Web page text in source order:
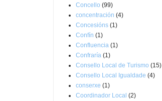
Concello (99)
concentración (4)
Concesións (1)
Confín (1)
Confluencia (1)
Confraría (1)
Consello Local de Turismo (15)
Consello Local Igualdade (4)
conserxe (1)
Coordinador Local (2)